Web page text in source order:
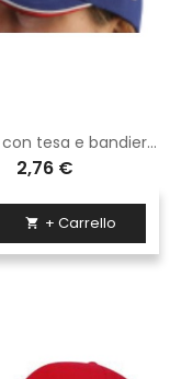
Cappello con tesa e bandierina a lato Logica blu
2,76 €
 + Carrello